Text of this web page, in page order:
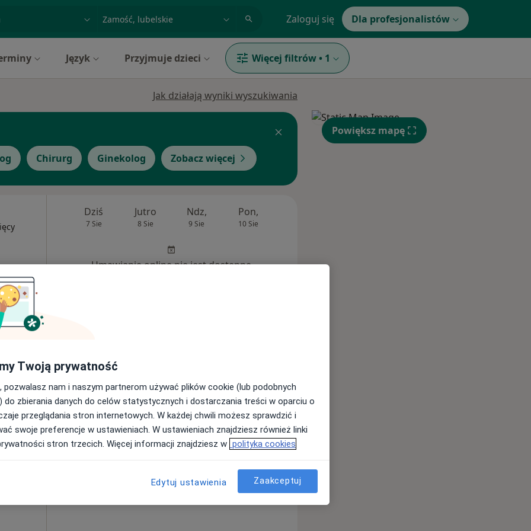
miasto lub dzielnica Zaloguj się Dla profesjonalistów
Język Przyjmuje dzieci Więcej filtrów • 1
Jak działają wyniki wyszukiwania
Chirurg Ginekolog Zobacz więcej
usługa
Dziś
7 Sie
Jutro
8 Sie
Ndz,
9 Sie
Pon,
10 Sie
Umawianie online nie jest dostępne
7 Sie
Jutro
8 Sie
Ndz,
9 Sie
Pon,
10 Sie
Wt,
11 Sie
Umawianie online nie jest dostępne
Powiększ mapę
Twoją prywatność
pozwalasz nam i naszym partnerom używać plików cookie (lub podobnych
do zbierania danych do celów statystycznych i dostarczania treści w oparciu o
przeglądania stron internetowych. W każdej chwili możesz sprawdzić i
swoje preferencje w ustawieniach. W ustawieniach znajdziesz również linki
stron trzecich. Więcej informacji znajdziesz w polityka cookies
Edytuj ustawienia Zaakceptuj